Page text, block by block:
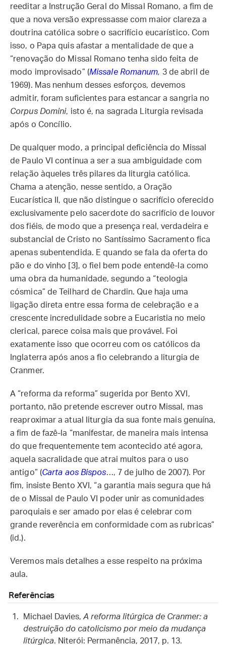
reeditar a Instrução Geral do Missal Romano, a fim de
que a nova versão expressasse com maior clareza a
doutrina católica sobre o sacrifício eucarístico. Com
isso, o Papa quis afastar a mentalidade de que a
“renovação do Missal Romano tenha sido feita de
modo improvisado” (Missale Romanum, 3 de abril de
1969). Mas nenhum desses esforços, devemos
admitir, foram suficientes para estancar a sangria no
Corpus Domini, isto é, na sagrada Liturgia revisada
após o Concílio.
De qualquer modo, a principal deficiência do Missal
de Paulo VI continua a ser a sua ambiguidade com
relação àqueles três pilares da liturgia católica.
Chama a atenção, nesse sentido, a Oração
Eucarística II, que não distingue o sacrifício oferecido
exclusivamente pelo sacerdote do sacrifício de louvor
dos fiéis, de modo que a presença real, verdadeira e
substancial de Cristo no Santíssimo Sacramento fica
apenas subentendida. E quando se fala da oferta do
pão e do vinho [3], o fiel bem pode entendê-la como
uma obra da humanidade, segundo a “teologia
cósmica” de Teilhard de Chardin. Que haja uma
ligação direta entre essa forma de celebração e a
crescente incredulidade sobre a Eucaristia no meio
clerical, parece coisa mais que provável. Foi
exatamente isso que ocorreu com os católicos da
Inglaterra após anos a fio celebrando a liturgia de
Cranmer.
A “reforma da reforma” sugerida por Bento XVI,
portanto, não pretende escrever outro Missal, mas
reaproximar a atual liturgia da sua fonte mais genuína,
a fim de fazê-la “manifestar, de maneira mais intensa
do que frequentemente tem acontecido até agora,
aquela sacralidade que atrai muitos para o uso
antigo” (Carta aos Bispos…, 7 de julho de 2007). Por
fim, insiste Bento XVI, “a garantia mais segura que há
de o Missal de Paulo VI poder unir as comunidades
paroquiais e ser amado por elas é celebrar com
grande reverência em conformidade com as rubricas”
(id.).
Veremos mais detalhes a esse respeito na próxima
aula.
Referências
Michael Davies, A reforma litúrgica de Cranmer: a
destruição do catolicismo por meio da mudança
litúrgica. Niterói: Permanência, 2017, p. 13.